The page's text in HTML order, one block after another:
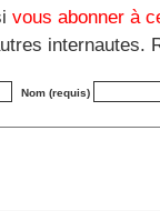
vous abonner à
internautes.
Nom (requis)